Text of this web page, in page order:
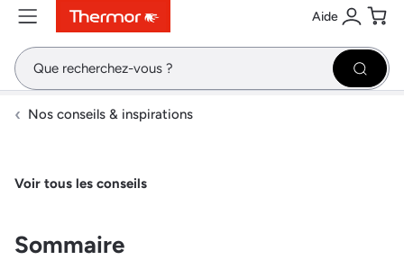
ContenuMenuRecherche Aide
Se
Nos conseils & inspirations
Voir tous les conseils
Sommaire